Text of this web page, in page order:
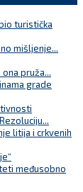
turistička
mišljenje...
pruža...
grade
litija i crkvenih
međusobno